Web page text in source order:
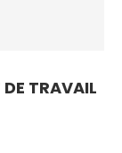
TRAVAIL